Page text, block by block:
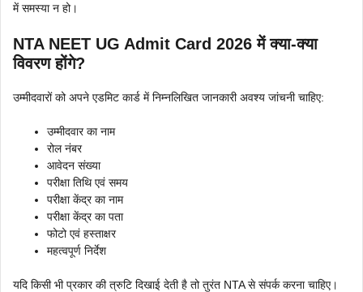
में समस्या न हो।
NTA NEET UG Admit Card 2026 में क्या-क्या
विवरण होंगे?
उम्मीदवारों को अपने एडमिट कार्ड में निम्नलिखित जानकारी अवश्य जांचनी चाहिए:
उम्मीदवार का नाम
रोल नंबर
आवेदन संख्या
परीक्षा तिथि एवं समय
परीक्षा केंद्र का नाम
परीक्षा केंद्र का पता
फोटो एवं हस्ताक्षर
महत्वपूर्ण निर्देश
यदि किसी भी प्रकार की त्रुटि दिखाई देती है तो तुरंत NTA से संपर्क करना चाहिए।